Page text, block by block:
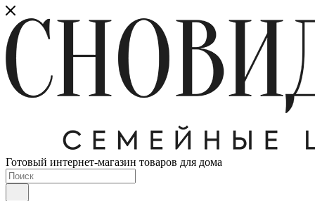
Готовый интернет-магазин товаров для дома